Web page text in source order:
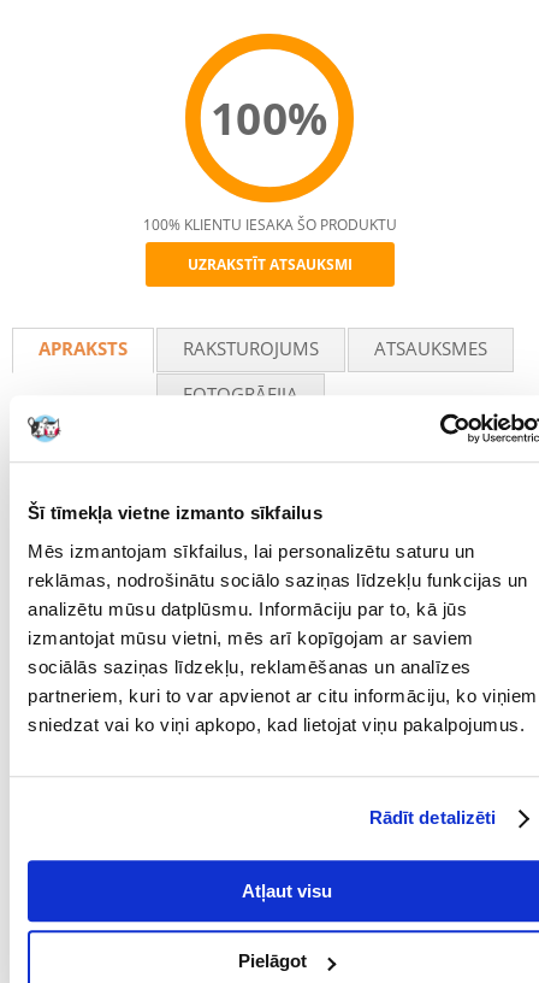
Šī tīmekļa vietne izmanto sīkfailus
Mēs izmantojam sīkfailus, lai personalizētu saturu un
reklāmas, nodrošinātu sociālo saziņas līdzekļu funkcijas un
analizētu mūsu datplūsmu. Informāciju par to, kā jūs
izmantojat mūsu vietni, mēs arī kopīgojam ar saviem
sociālās saziņas līdzekļu, reklamēšanas un analīzes
partneriem, kuri to var apvienot ar citu informāciju, ko viņiem
sniedzat vai ko viņi apkopo, kad lietojat viņu pakalpojumus.
Rādīt detalizēti
Atļaut visu
Pielāgot
100%
Recommend
100% KLIENTU IESAKA ŠO PRODUKTU
UZRAKSTĪT ATSAUKSMI
APRAKSTS RAKSTUROJUMS
ATSAUKSMES
FOTOGRĀFIJA
granulām, graudaugiem). Tā sastāvā ir augstākās kvalitātes
sastāvdaļas, kas bagātas ar vitamīniem un mikroelementiem, kuri
stiprina dzīvnieka imūnsistēmu. Barībā iekļautie kaltētie dārzeņi
uzlabo barības maisījuma garšas īpašības, bet augsts šķiedrvielu saturs
nodrošina pareizu gremošanu un rūpējas par stipriem zobiem.
Sastāvs:
Augu izcelsmes produkti, Graudaugi, Dārzeņi 10 %, Minerālvielas
Analītiskie komponenti:
Olbaltumvielas 17%, tauki 3,5%, šķiedrvielas 15%, pelni 8%, kalcijs 1,2%,
Vitamīns 11 100 SV / kg, D3 vitamīns 1 330 SV / kg, C vitamīns 245 mg /
E4 (varš) 11 mg / kg, E5 (mangāns) 83 mg / kg, E6 (cinks) 78 mg / kg, E8
(selēns) 0,22 mg / kg, krāsviela, antioksidants.
Parametri